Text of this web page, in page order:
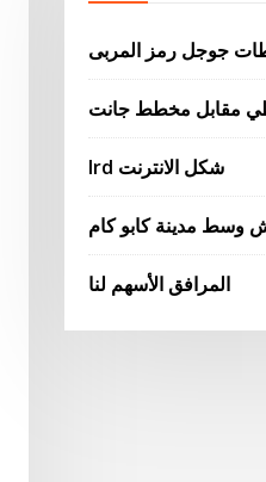
جوجل رمز المربى
مقابل مخطط جانت
Ird شكل الانترنت
وسط مدينة كابو كام
المرافق الأسهم لنا